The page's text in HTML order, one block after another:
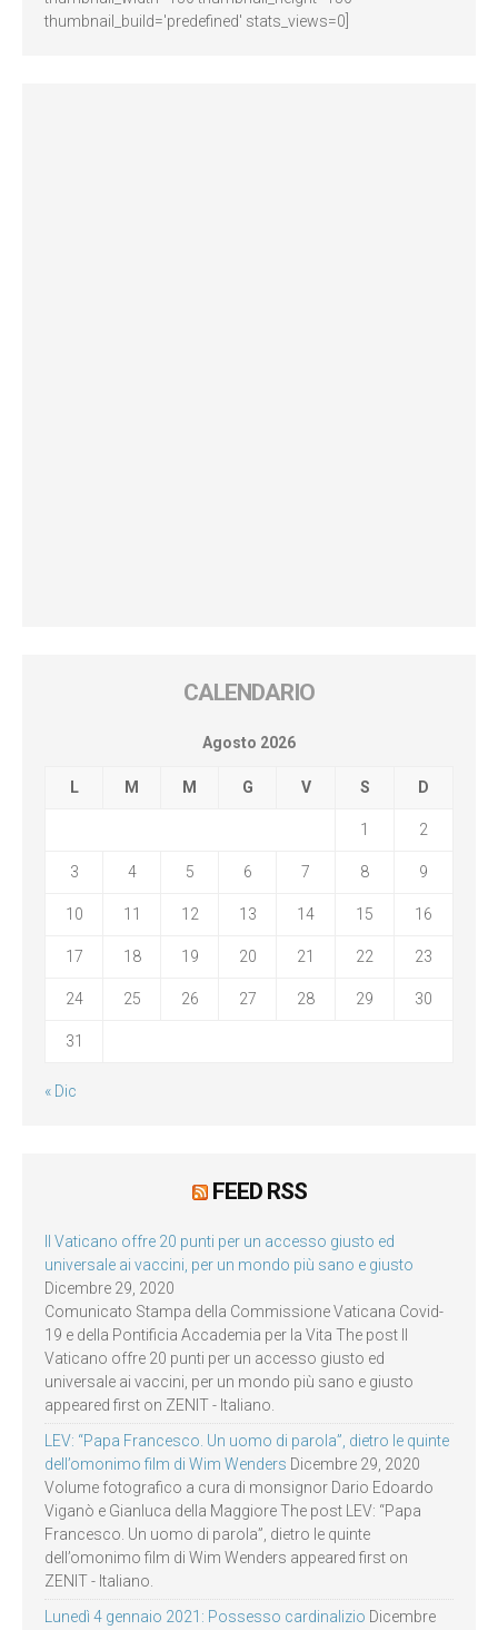
thumbnail_build='predefined' stats_views=0]
CALENDARIO
Agosto 2026
L M M G V S D
1 2
3 4 5 6 7 8 9
10 11 12 13 14 15 16
17 18 19 20 21 22 23
24 25 26 27 28 29 30
31
« Dic
FEED RSS
Il Vaticano offre 20 punti per un accesso giusto ed
universale ai vaccini, per un mondo più sano e giusto
Dicembre 29, 2020
Comunicato Stampa della Commissione Vaticana Covid-
19 e della Pontificia Accademia per la Vita The post Il
Vaticano offre 20 punti per un accesso giusto ed
universale ai vaccini, per un mondo più sano e giusto
appeared first on ZENIT - Italiano.
LEV: “Papa Francesco. Un uomo di parola”, dietro le quinte
dell’omonimo film di Wim Wenders Dicembre 29, 2020
Volume fotografico a cura di monsignor Dario Edoardo
Viganò e Gianluca della Maggiore The post LEV: “Papa
Francesco. Un uomo di parola”, dietro le quinte
dell’omonimo film di Wim Wenders appeared first on
ZENIT - Italiano.
Lunedì 4 gennaio 2021: Possesso cardinalizio Dicembre